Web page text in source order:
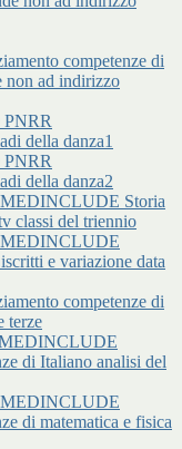
competenze di
non ad indirizzo
della danza1
della danza2
Storia
classi del triennio
e variazione data
competenze di
terze
di Italiano analisi del
di matematica e fisica